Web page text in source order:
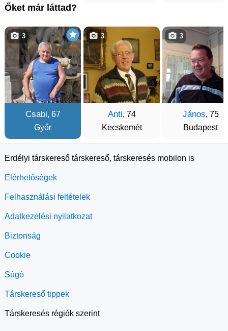
Őket már láttad?
Csabi, 67
Győr
3
Anti, 74
Kecskemét
3
János, 75
Budapest
3
Erdélyi társkereső társkereső, társkeresés mobilon is
Elérhetőségek
Felhasználási feltételek
Adatkezelési nyilatkozat
Biztonság
Cookie
Súgó
Társkereső tippek
Társkeresés régiók szerint